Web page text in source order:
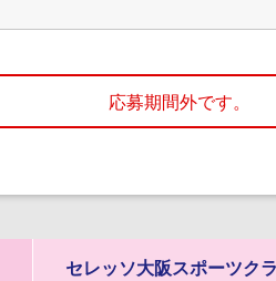
応募期間外です。
セレッソ大阪スポーツク